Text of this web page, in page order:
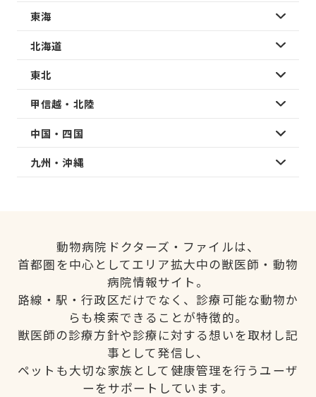
東海
北海道
東北
甲信越・北陸
中国・四国
九州・沖縄
動物病院ドクターズ・ファイルは、
首都圏を中心としてエリア拡大中の獣医師・動物
病院情報サイト。
路線・駅・行政区だけでなく、診療可能な動物か
らも検索できることが特徴的。
獣医師の診療方針や診療に対する想いを取材し記
事として発信し、
ペットも大切な家族として健康管理を行うユーザ
ーをサポートしています。